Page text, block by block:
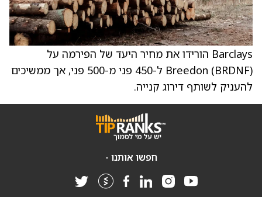
Barclays הורידו את מחיר היעד של הפירמה על
Breedon (BRDNF) ל-450 פני מ-500 פני, אך ממשיכים
להעניק לשותף דירוג קנייה.
חפשו אותנו -